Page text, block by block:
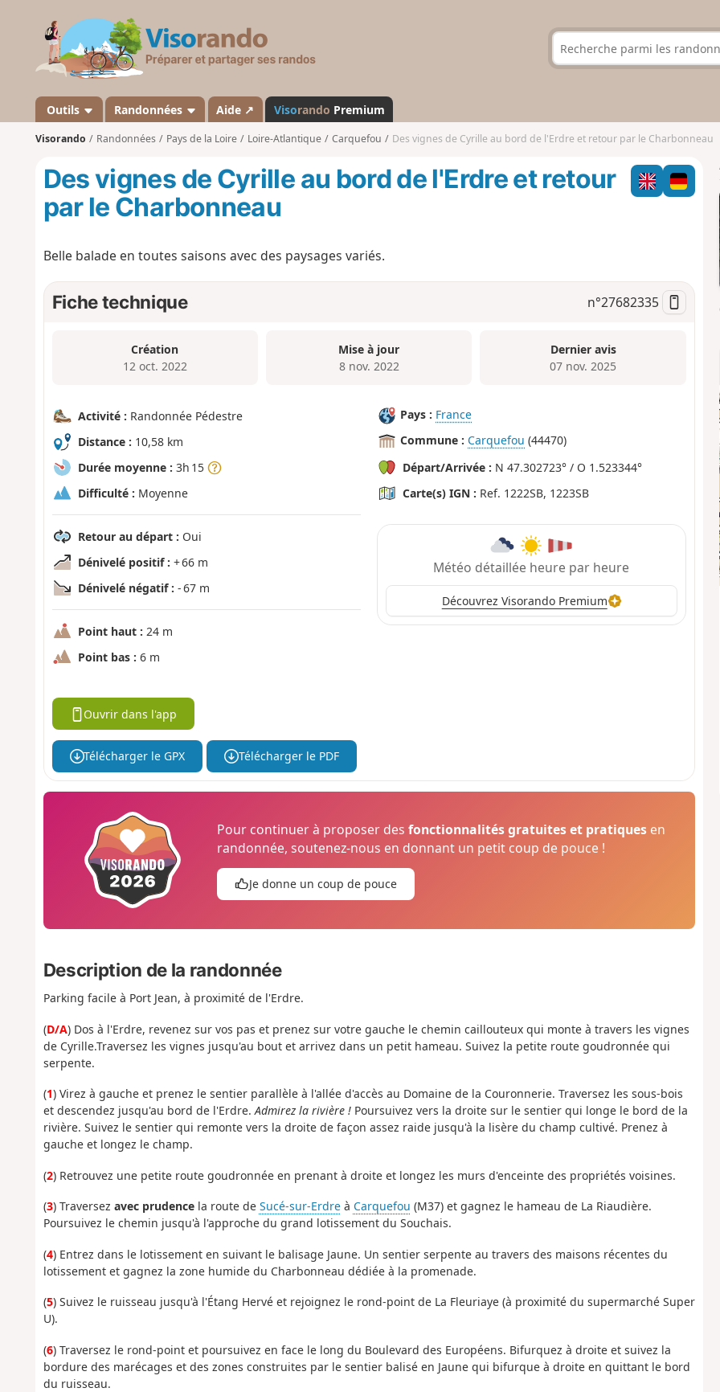
s
a
n
d
Outils Randonnées Aide ↗ Visorando Premium
Visorando Randonnées Pays de la Loire Loire-Atlantique Carquefou Des vignes de Cyrille au bord de l'Erdre et retour par le Charbonneau
Des vignes de Cyrille au bord de l'Erdre et retour
par le Charbonneau
Belle balade en toutes saisons avec des paysages variés.
Fiche technique n°27682335
Création
12 oct. 2022
Mise à jour
8 nov. 2022
Dernier avis
07 nov. 2025
Activité : Randonnée Pédestre
Distance : 10,58 km
Durée moyenne : 3h 15
Difficulté : Moyenne
Retour au départ : Oui
Dénivelé positif : + 66 m
Dénivelé négatif : - 67 m
Point haut : 24 m
Point bas : 6 m
Pays : France
Commune : Carquefou (44470)
Départ/Arrivée : N 47.302723° / O 1.523344°
Carte(s) IGN : Ref. 1222SB, 1223SB
Météo détaillée heure par heure
Découvrez Visorando Premium
Ouvrir dans l'app
Télécharger le GPX Télécharger le PDF
Pour continuer à proposer desfonctionnalités gratuites et pratiques en
randonnée, soutenez-nous en donnant un petit coup de pouce !
Je donne un coup de pouce
Description de la randonnée
Parking facile à Port Jean, à proximité de l'Erdre.
(D/A) Dos à l'Erdre, revenez sur vos pas et prenez sur votre gauche le chemin caillouteux qui monte à travers les vignes
de Cyrille.Traversez les vignes jusqu'au bout et arrivez dans un petit hameau. Suivez la petite route goudronnée qui
serpente.
(1) Virez à gauche et prenez le sentier parallèle à l'allée d'accès au Domaine de la Couronnerie. Traversez les sous-bois
et descendez jusqu'au bord de l'Erdre.Admirez la rivière !Poursuivez vers la droite sur le sentier qui longe le bord de la
rivière. Suivez le sentier qui remonte vers la droite de façon assez raide jusqu'à la lisère du champ cultivé. Prenez à
gauche et longez le champ.
(2) Retrouvez une petite route goudronnée en prenant à droite et longez les murs d'enceinte des propriétés voisines.
(3) Traversez avec prudencela route de Sucé-sur-Erdreà Carquefou (M37) et gagnez le hameau de La Riaudière.
Poursuivez le chemin jusqu'à l'approche du grand lotissement du Souchais.
(4) Entrez dans le lotissement en suivant le balisage Jaune. Un sentier serpente au travers des maisons récentes du
lotissement et gagnez la zone humide du Charbonneau dédiée à la promenade.
(5) Suivez le ruisseau jusqu'à l'Étang Hervé et rejoignez le rond-point de La Fleuriaye (à proximité du supermarché Super
U).
(6) Traversez le rond-point et poursuivez en face le long du Boulevard des Européens. Bifurquez à droite et suivez la
bordure des marécages et des zones construites par le sentier balisé en Jaune qui bifurque à droite en quittant le bord
du ruisseau.